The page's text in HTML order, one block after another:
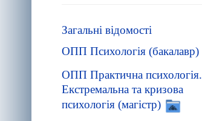
Загальні відомості
ОПП Психологія (бакалавр)
ОПП Практична психологія.
Екстремальна та кризова
психологія (магістр)